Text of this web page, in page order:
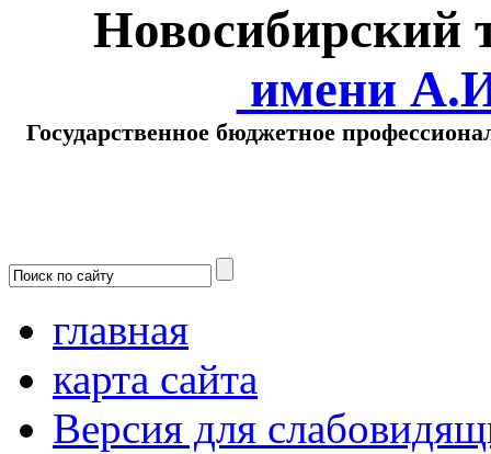
Новосибирский
имени
Государственное бюджетное
главная
карта сайта
Версия для